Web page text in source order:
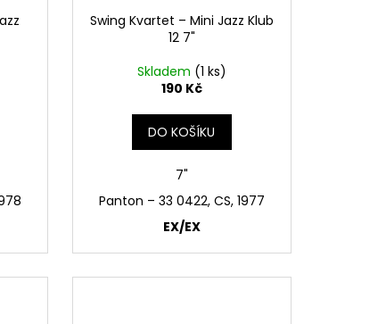
Swing Kvartet – Mini Jazz Klub
12 7"
Skladem (1 ks)
190 Kč
DO KOŠÍKU
7"
Panton ‎– 33 0422, CS, 1977
EX/EX